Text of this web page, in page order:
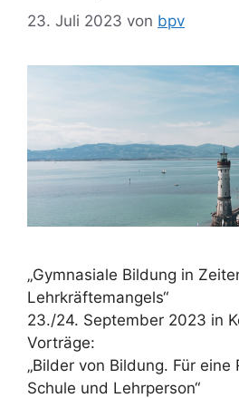
23. Juli 2023 von bpv
„Gymnasiale Bildung in
Lehrkräftemangels“
23./24. September 2023 in
Vorträge:
„Bilder von Bildung. Für eine
Schule und Lehrperson“